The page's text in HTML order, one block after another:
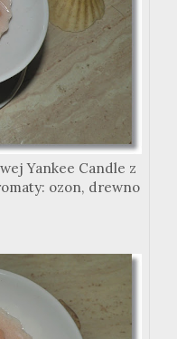
Yankee Candle z
ozon, drewno